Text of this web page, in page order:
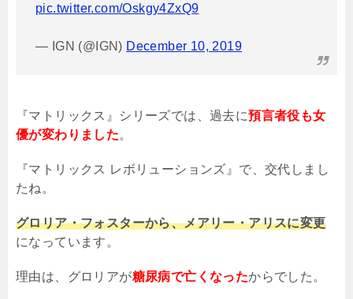
pic.twitter.com/Oskgy4ZxQ9
— IGN (@IGN) December 10, 2019
『マトリックス』シリーズでは、過去に預言者役も女
優が変わりました。
『マトリックス レボリューションズ』で、交代しまし
たね。
グロリア・フォスターから、メアリー・アリスに変更
になっています。
理由は、グロリアが糖尿病で亡くなったからでした。